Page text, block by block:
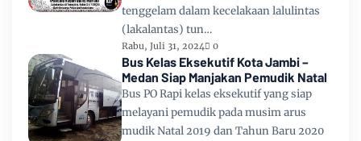
tenggelam dalam kecelakaan lalulintas
(lakalantas) tun…
Rabu, Juli 31, 2024 0
Bus Kelas Eksekutif Kota Jambi –
Medan Siap Manjakan Pemudik Natal
Bus PO Rapi kelas eksekutif yang siap
melayani pemudik pada musim arus
mudik Natal 2019 dan Tahun Baru 2020